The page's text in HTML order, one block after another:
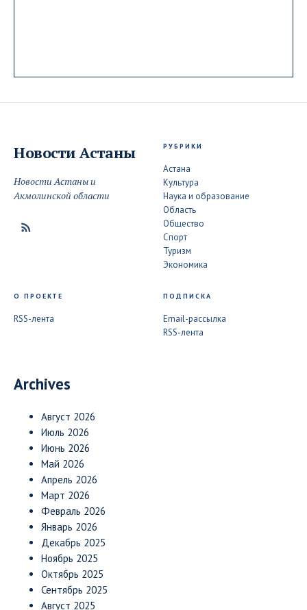
Новости Астаны
Новости Астаны и
Акмолинской области
РУБРИКИ
Астана
Культура
Наука и образование
Область
Общество
Спорт
Туризм
Экономика
О ПРОЕКТЕ
RSS-лента
ПОДПИСКА
Email-рассылка
RSS-лента
Archives
Август 2026
Июль 2026
Июнь 2026
Май 2026
Апрель 2026
Март 2026
Февраль 2026
Январь 2026
Декабрь 2025
Ноябрь 2025
Октябрь 2025
Сентябрь 2025
Август 2025